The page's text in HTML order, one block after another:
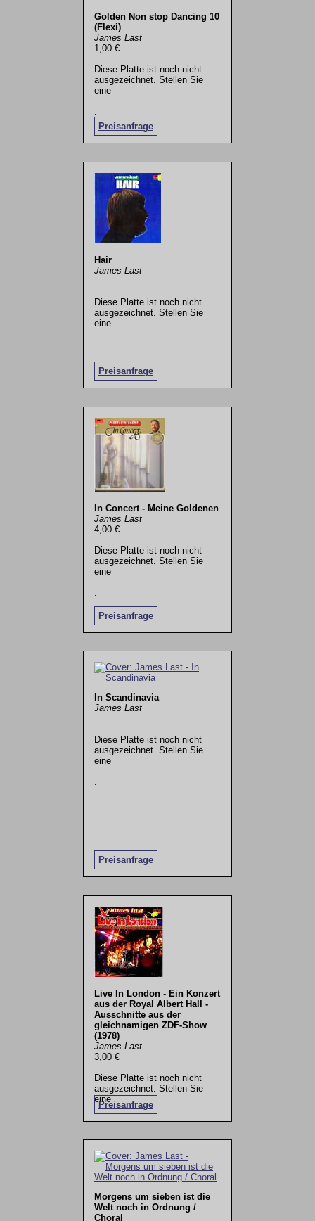
Golden Non stop Dancing 10
(Flexi)
James Last
1,00 €
Diese Platte ist noch nicht
ausgezeichnet. Stellen Sie
eine
Preisanfrage
.
Hair
James Last
Diese Platte ist noch nicht
ausgezeichnet. Stellen Sie
eine
Preisanfrage
In Concert - Meine Goldenen
James Last
4,00 €
Diese Platte ist noch nicht
ausgezeichnet. Stellen Sie
eine
Preisanfrage
.
In Scandinavia
James Last
Diese Platte ist noch nicht
ausgezeichnet. Stellen Sie
eine
Preisanfrage
Live In London - Ein Konzert
aus der Royal Albert Hall -
Ausschnitte aus der
gleichnamigen ZDF-Show
(1978)
James Last
3,00 €
Diese Platte ist noch nicht
ausgezeichnet. Stellen Sie
eine
Preisanfrage
.
Morgens um sieben ist die
Welt noch in Ordnung /
Choral